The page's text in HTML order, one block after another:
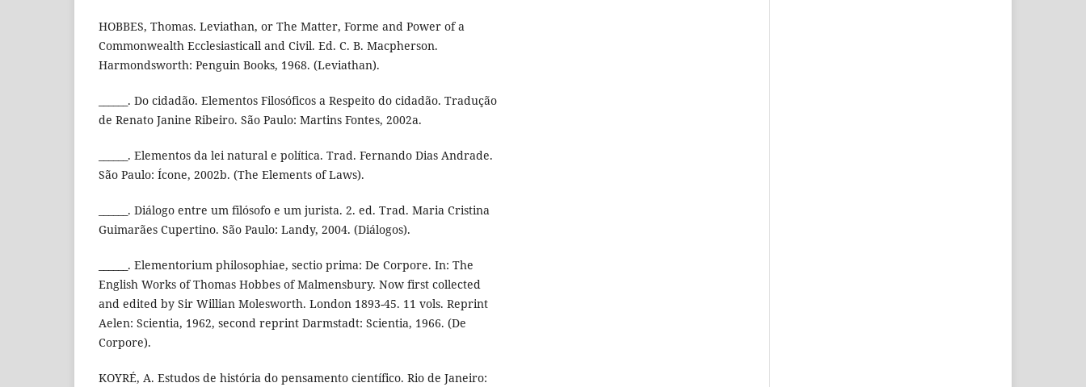
HOBBES, Thomas. Leviathan, or The Matter, Forme and Power of a
Commonwealth Ecclesiasticall and Civil. Ed. C. B. Macpherson.
Harmondsworth: Penguin Books, 1968. (Leviathan).
______. Do cidadão. Elementos Filosóficos a Respeito do cidadão. Tradução
de Renato Janine Ribeiro. São Paulo: Martins Fontes, 2002a.
______. Elementos da lei natural e política. Trad. Fernando Dias Andrade.
São Paulo: Ícone, 2002b. (The Elements of Laws).
______. Diálogo entre um filósofo e um jurista. 2. ed. Trad. Maria Cristina
Guimarães Cupertino. São Paulo: Landy, 2004. (Diálogos).
______. Elementorium philosophiae, sectio prima: De Corpore. In: The
English Works of Thomas Hobbes of Malmensbury. Now first collected
and edited by Sir Willian Molesworth. London 1893-45. 11 vols. Reprint
Aelen: Scientia, 1962, second reprint Darmstadt: Scientia, 1966. (De
Corpore).
KOYRÉ, A. Estudos de história do pensamento científico. Rio de Janeiro: